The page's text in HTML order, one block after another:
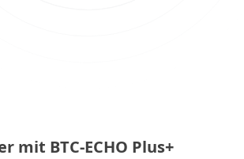
mit BTC-ECHO Plus+